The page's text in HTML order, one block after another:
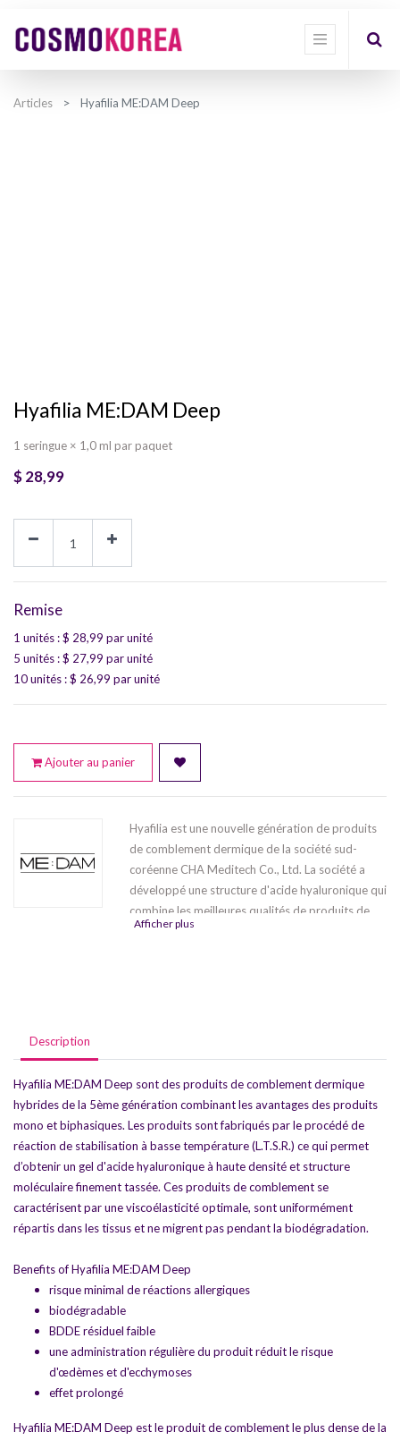
Articles Hyafilia ME:DAM Deep
Hyafilia ME:DAM Deep
1 seringue × 1,0 ml par paquet
$28,99
Remise
1 unités : $ 28,99 par unité
5 unités : $ 27,99 par unité
10 unités : $ 26,99 par unité
Ajouter au panier
Hyafilia est une nouvelle génération de produits
de comblement dermique de la société sud-
coréenne CHA Meditech Co., Ltd. La société a
développé une structure d'acide hyaluronique qui
combine les meilleures qualités de produits de
comblement monophasiques et biphasiques. La
Afficher plus
Description
Hyafilia ME:DAM Deep sont des produits de comblement dermique
hybrides de la 5ème génération combinant les avantages des produits
mono et biphasiques. Les produits sont fabriqués par le procédé de
réaction de stabilisation à basse température (L.T.S.R.) ce qui permet
d’obtenir un gel d'acide hyaluronique à haute densité et structure
moléculaire finement tassée. Ces produits de comblement se
caractérisent par une viscoélasticité optimale, sont uniformément
répartis dans les tissus et ne migrent pas pendant la biodégradation.
Benefits of Hyafilia ME:DAM Deep
risque minimal de réactions allergiques
biodégradable
BDDE résiduel faible
une administration régulière du produit réduit le risque
d'œdèmes et d'ecchymoses
effet prolongé
Hyafilia ME:DAM Deep est le produit de comblement le plus dense de la